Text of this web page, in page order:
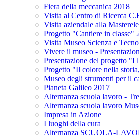
Fiera della meccanica 2018
Visita al Centro di Ricerca
Visita aziendale alla
Progetto "Cantiere in classe"
Visita Museo Scienza e
Vivere il museo -
Presentazione del progetto "I
Progetto "Il colore nella
Museo degli strumenti per il
Pianeta Galileo 2017
Alternanza scuola lavoro -
Alternanza scuola lavoro
Impresa in Azione
I luoghi della cura
Alternanza SCUOLA-